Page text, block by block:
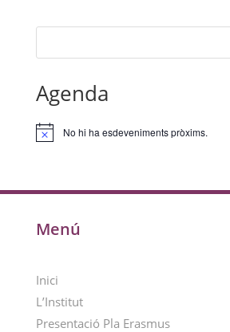
Agenda
Avís No hi ha esdeveniments pròxims.
Menú
Inici
L’Institut
Presentació Pla Erasmus